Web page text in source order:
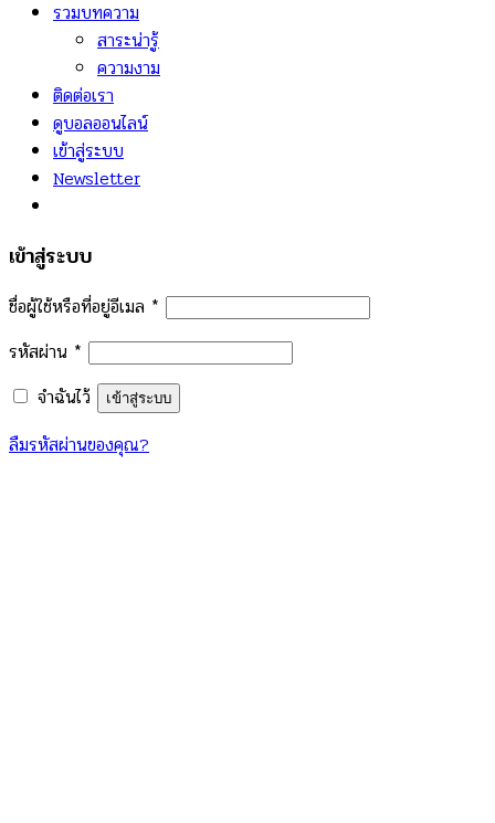
รวมบทความ
สาระน่ารู้
ความงาม
ติดต่อเรา
ดูบอลออนไลน์
เข้าสู่ระบบ
Newsletter
เข้าสู่ระบบ
ชื่อผู้ใช้หรือที่อยู่อีเมล *
รหัสผ่าน *
จำฉันไว้
เข้าสู่ระบบ
ลืมรหัสผ่านของคุณ?